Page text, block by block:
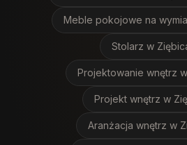
Meble pokojowe na
Stolarz w
Projektowanie wnętrz
Projekt wnętrz w
Aranżacja wnętrz w